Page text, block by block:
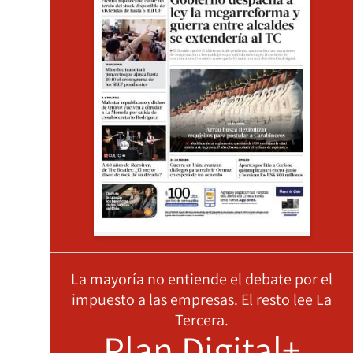
La mayoría no entiende el debate por el
impuesto a las empresas. El resto lee La
Tercera.